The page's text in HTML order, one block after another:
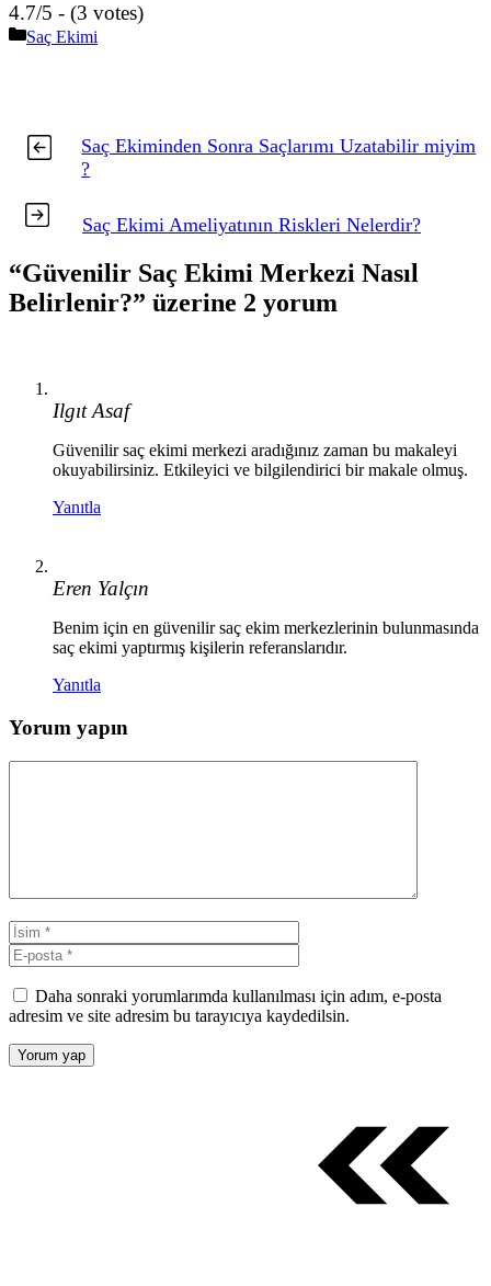
4.7/5 - (3 votes)
Kategoriler
Saç Ekimi
Saç Ekiminden Sonra Saçlarımı Uzatabilir miyim
?
Saç Ekimi Ameliyatının Riskleri Nelerdir?
“Güvenilir Saç Ekimi Merkezi Nasıl
Belirlenir?” üzerine 2 yorum
Ilgıt Asaf
Güvenilir saç ekimi merkezi aradığınız zaman bu makaleyi
okuyabilirsiniz. Etkileyici ve bilgilendirici bir makale olmuş.
Yanıtla
Eren Yalçın
Benim için en güvenilir saç ekim merkezlerinin bulunmasında
saç ekimi yaptırmış kişilerin referanslarıdır.
Yanıtla
Yorum yapın
İsim
posta
Daha sonraki yorumlarımda kullanılması için adım, e-posta
adresim ve site adresim bu tarayıcıya kaydedilsin.